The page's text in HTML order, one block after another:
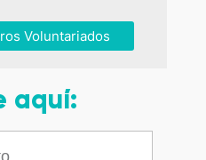
Voluntariados
aquí: